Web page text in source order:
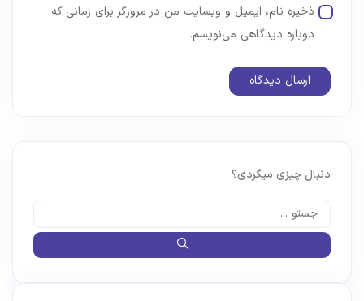
ذخیره نام، ایمیل و وبسایت من در مرورگر برای زمانی که
دوباره دیدگاهی می‌نویسم.
دنبال چیزی میگردی؟